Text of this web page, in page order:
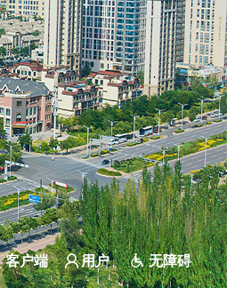
客户端 用户 无障碍